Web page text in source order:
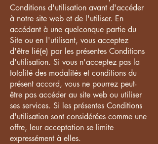
Conditions d'utilisation avant d'accéder
à notre site web et de l'utiliser. En
accédant à une quelconque partie du
Site ou en l'utilisant, vous acceptez
d'être lié(e) par les présentes Conditions
d'utilisation. Si vous n'acceptez pas la
totalité des modalités et conditions du
présent accord, vous ne pourrez peut-
être pas accéder au site web ou utiliser
ses services. Si les présentes Conditions
d'utilisation sont considérées comme une
offre, leur acceptation se limite
expressément à elles.